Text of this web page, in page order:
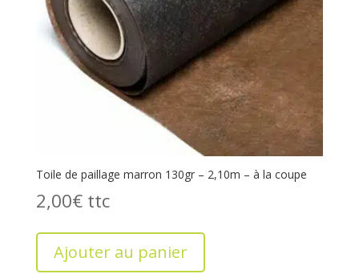
Toile de paillage marron 130gr – 2,10m – à la coupe
2,00€
Ajouter au panier